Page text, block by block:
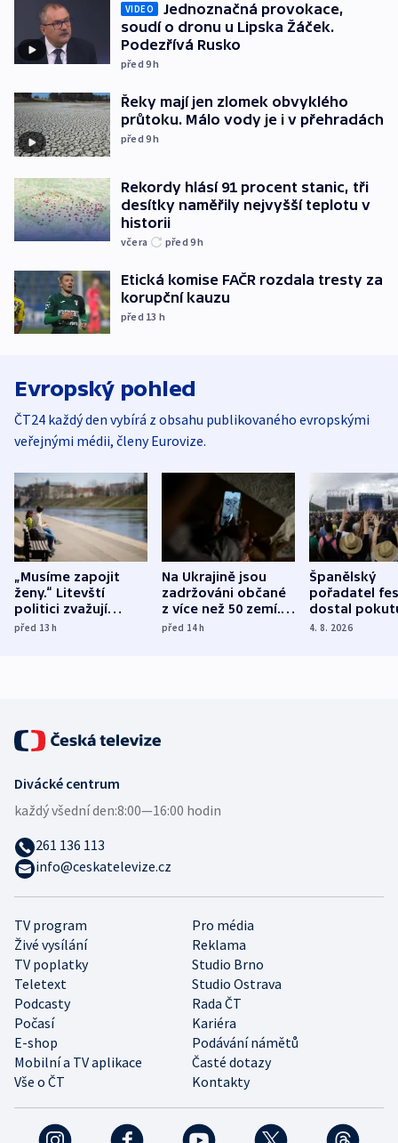
VIDEO
Jednoznačná provokace,
soudí o dronu u Lipska Žáček.
Podezřívá Rusko
před 9h
Řeky mají jen zlomek obvyklého
průtoku. Málo vody je i v přehradách
před 9h
Rekordy hlásí 91 procent stanic, tři
desítky naměřily nejvyšší teplotu v
historii
včera před 9h
Etická komise FAČR rozdala tresty za
korupční kauzu
před 13 h
Evropský pohled
ČT24 každý den vybírá z obsahu publikovaného evropskými
veřejnými médii, členy Eurovize.
„Musíme zapojit
ženy.“ Litevští
politici zvažují
dohodu o
před 13h
Na Ukrajině jsou
zadržováni občané
z více než 50 zemí.
Bojovali na straně
před 14h
Španělský
pořadatel
dostal
nekalé
4. 8. 2026
TV program
Pro média
Živé vysílání
Reklama
TV poplatky
Studio Brno
Teletext
Studio Ostrava
Podcasty
Rada ČT
Počasí
Kariéra
E-shop
Podávání námětů
Mobilní a TV aplikace
Časté dotazy
Vše o ČT
Kontakty
Divácké centrum
každý všední den:8:00—16:00 hodin
261 136 113
info@ceskatelevize.cz